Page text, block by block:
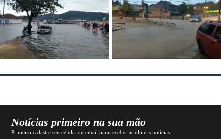
Notícias primeiro na sua mão
Primeiro cadastre seu celular ou email para receber as ultimas notícias.